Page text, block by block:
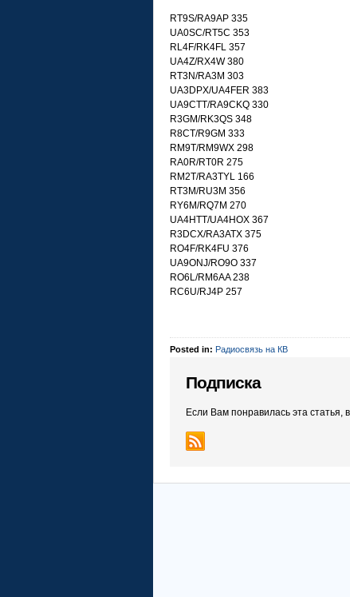
RT9S/RA9AP 335
UA0SC/RT5C 353
RL4F/RK4FL 357
UA4Z/RX4W 380
RT3N/RA3M 303
UA3DPX/UA4FER 383
UA9CTT/RA9CKQ 330
R3GM/RK3QS 348
R8CT/R9GM 333
RM9T/RM9WX 298
RA0R/RT0R 275
RM2T/RA3TYL 166
RT3M/RU3M 356
RY6M/RQ7M 270
UA4HTT/UA4HOX 367
R3DCX/RA3ATX 375
RO4F/RK4FU 376
UA9ONJ/RO9O 337
RO6L/RM6AA 238
RC6U/RJ4P 257
Posted in: Радиосвязь на КВ
Подписка
Если Вам понравилась эта